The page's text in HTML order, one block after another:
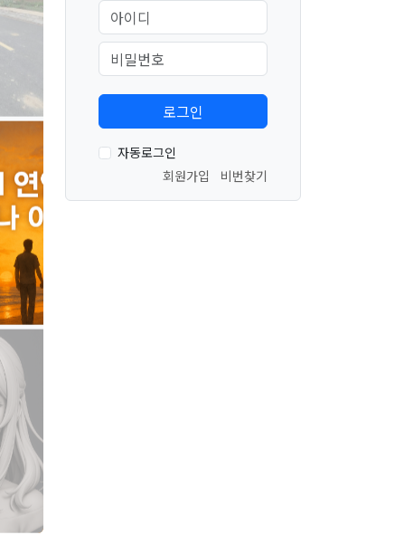
ㅁㄴㅇㅁㄴㅇㅁㄴ
자동로그인
회원가입
비번찾기